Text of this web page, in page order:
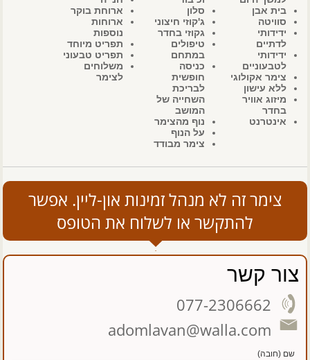
בית אבן
סוויטה
ידידותי
לדתיים
ידידותי
לטבעוניים
צימר אקולוגי
ללא עישון
מיזוג אוויר
בחדר
אינטרנט
סלון
ג'קוזי חיצוני
גקוזי בחדר
טיפולים
במתחם
כניסה
חופשית
לבריכת
השחייה של
המושב
נוף מהצימר
על הנוף
צימר מבודד
ארוחת בוקר
ארוחות
נוספות
תפריט מיוחד
תפריט טבעוני
משלוחים
לצימר
צימר זה לא מנהל זמינות און-ליין. אפשר
להתקשר או לשלוח את הטופס
צור קשר
077-2306662
adomlavan@walla.com
שם (חובה)